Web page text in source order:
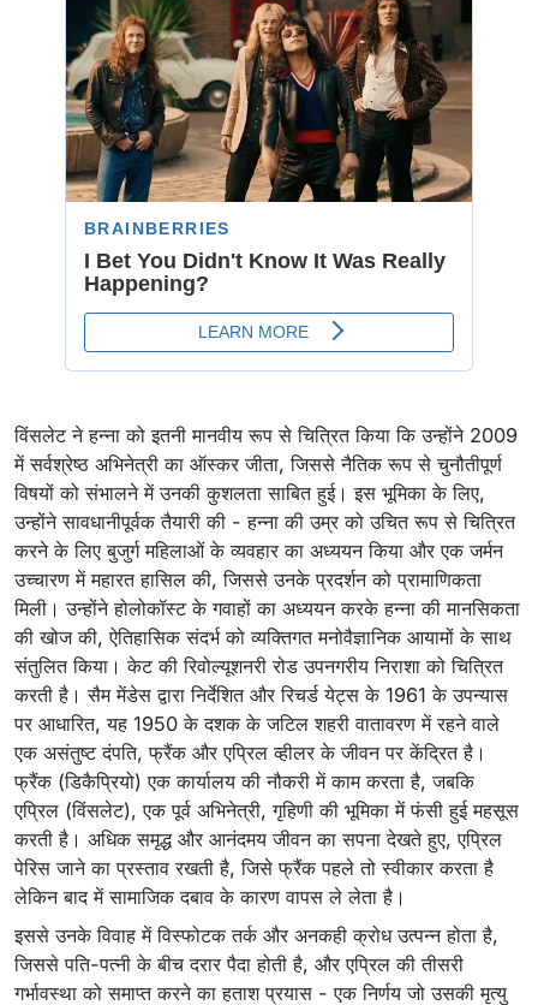
विंसलेट ने हन्ना को इतनी मानवीय रूप से चित्रित किया कि उन्होंने 2009
में सर्वश्रेष्ठ अभिनेत्री का ऑस्कर जीता, जिससे नैतिक रूप से चुनौतीपूर्ण
विषयों को संभालने में उनकी कुशलता साबित हुई। इस भूमिका के लिए,
उन्होंने सावधानीपूर्वक तैयारी की - हन्ना की उम्र को उचित रूप से चित्रित
करने के लिए बुजुर्ग महिलाओं के व्यवहार का अध्ययन किया और एक जर्मन
उच्चारण में महारत हासिल की, जिससे उनके प्रदर्शन को प्रामाणिकता
मिली। उन्होंने होलोकॉस्ट के गवाहों का अध्ययन करके हन्ना की मानसिकता
की खोज की, ऐतिहासिक संदर्भ को व्यक्तिगत मनोवैज्ञानिक आयामों के साथ
संतुलित किया। केट की रिवोल्यूशनरी रोड उपनगरीय निराशा को चित्रित
करती है। सैम मेंडेस द्वारा निर्देशित और रिचर्ड येट्स के 1961 के उपन्यास
पर आधारित, यह 1950 के दशक के जटिल शहरी वातावरण में रहने वाले
एक असंतुष्ट दंपति, फ्रैंक और एप्रिल व्हीलर के जीवन पर केंद्रित है।
फ्रैंक (डिकैप्रियो) एक कार्यालय की नौकरी में काम करता है, जबकि
एप्रिल (विंसलेट), एक पूर्व अभिनेत्री, गृहिणी की भूमिका में फंसी हुई महसूस
करती है। अधिक समृद्ध और आनंदमय जीवन का सपना देखते हुए, एप्रिल
पेरिस जाने का प्रस्ताव रखती है, जिसे फ्रैंक पहले तो स्वीकार करता है
लेकिन बाद में सामाजिक दबाव के कारण वापस ले लेता है।
इससे उनके विवाह में विस्फोटक तर्क और अनकही क्रोध उत्पन्न होता है,
जिससे पति-पत्नी के बीच दरार पैदा होती है, और एप्रिल की तीसरी
गर्भावस्था को समाप्त करने का हताश प्रयास - एक निर्णय जो उसकी मृत्यु